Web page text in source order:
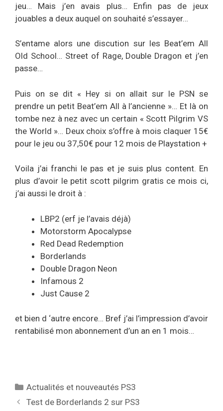
jeu… Mais j’en avais plus… Enfin pas de jeux
jouables a deux auquel on souhaité s’essayer…
S’entame alors une discution sur les Beat’em All
Old School… Street of Rage, Double Dragon et j’en
passe…
Puis on se dit « Hey si on allait sur le PSN se
prendre un petit Beat’em All à l’ancienne »… Et là on
tombe nez à nez avec un certain « Scott Pilgrim VS
the World »… Deux choix s’offre à mois claquer 15€
pour le jeu ou 37,50€ pour 12 mois de Playstation +
Voila j’ai franchi le pas et je suis plus content. En
plus d’avoir le petit scott pilgrim gratis ce mois ci,
j’ai aussi le droit à :
LBP2 (erf je l’avais déjà)
Motorstorm Apocalypse
Red Dead Redemption
Borderlands
Double Dragon Neon
Infamous 2
Just Cause 2
et bien d ‘autre encore… Bref j’ai l’impression d’avoir
rentabilisé mon abonnement d’un an en 1 mois…
Catégories
Actualités et nouveautés PS3
Test de Borderlands 2 sur PS3